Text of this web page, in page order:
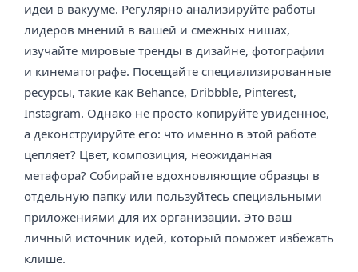
идеи в вакууме. Регулярно анализируйте работы
лидеров мнений в вашей и смежных нишах,
изучайте мировые тренды в дизайне, фотографии
и кинематографе. Посещайте специализированные
ресурсы, такие как Behance, Dribbble, Pinterest,
Instagram. Однако не просто копируйте увиденное,
а деконструируйте его: что именно в этой работе
цепляет? Цвет, композиция, неожиданная
метафора? Собирайте вдохновляющие образцы в
отдельную папку или пользуйтесь специальными
приложениями для их организации. Это ваш
личный источник идей, который поможет избежать
клише.